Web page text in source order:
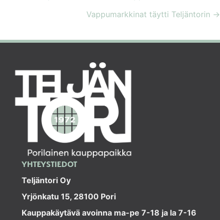
Vappumarkkinat täytti Teljäntorin →
YHTEYSTIEDOT
Teljäntori Oy
Yrjönkatu 15, 28100 Pori
Kauppakäytävä avoinna ma-pe 7-18 ja la 7-16